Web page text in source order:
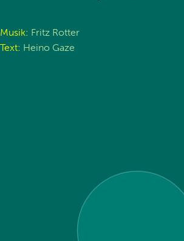
Musik: Fritz Rotter
Text: Heino Gaze